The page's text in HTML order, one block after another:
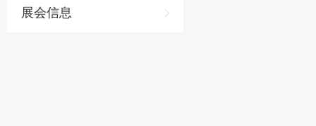
展会信息